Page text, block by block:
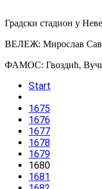
Градски стадион у
ВЕЛЕЖ: Мирослав
ФАМОС: Гвоздић,
Start
1675
1676
1677
1678
1679
1680
1681